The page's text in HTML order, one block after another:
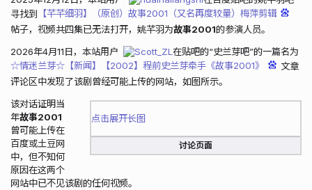
寻找到 【芊芊细羽】（原创）故事2001（又名再度较量）梅萍剪辑
帖子，视频共四集已无法打开，姚芊羽为故事2001的参演人员。
2026年4月11日，本站用户 Scott_ZL在贴吧的“史兰芽吧”的一篇名为
☆情迷兰芽☆【新闻】【2002】程前史兰芽牵手《故事2001》
文章
评论区中发现了该剧曾经可能上传的网站，如图所示。
点击展开长图
讨论页面
该对话证明当
年故事2001
曾可能上传在
百度或土豆网
中，但不知何
原因在这两个
网站中已不见该剧的任何视频。